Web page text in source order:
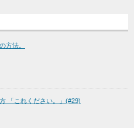
方法。
「これください。」(#29)